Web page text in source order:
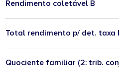
Rendimento coletável B
Total rendimento p/ det. taxa
Quociente familiar (2: trib.